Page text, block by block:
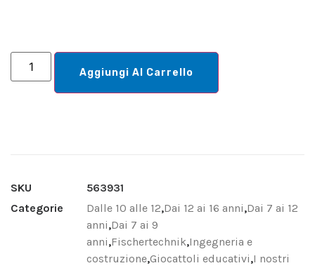
Aggiungi Al Carrello
SKU
563931
Categorie
Dalle 10 alle 12,Dai 12 ai 16 anni,Dai 7 ai 12
anni,Dai 7 ai 9
anni,Fischertechnik,Ingegneria e
costruzione,Giocattoli educativi,I nostri